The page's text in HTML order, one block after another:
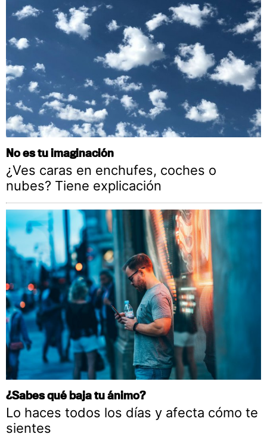
No es tu imaginación
¿Ves caras en enchufes, coches o
nubes? Tiene explicación
¿Sabes qué baja tu ánimo?
Lo haces todos los días y afecta cómo te
sientes